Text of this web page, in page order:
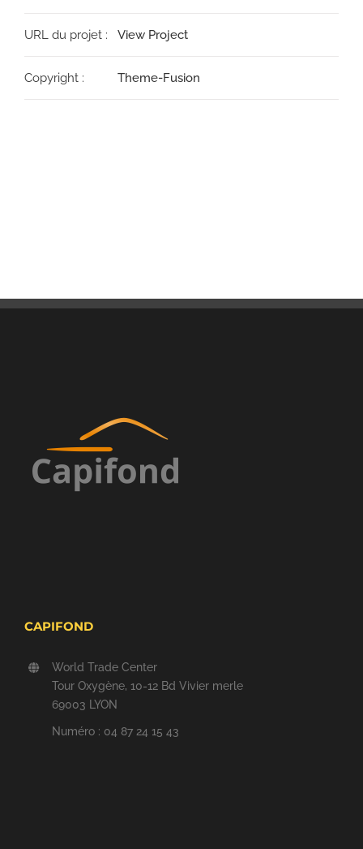
URL du projet : View Project
Copyright : Theme-Fusion
CAPIFOND
World Trade Center
Tour Oxygène, 10-12 Bd Vivier merle
69003 LYON
Numéro : 04 87 24 15 43